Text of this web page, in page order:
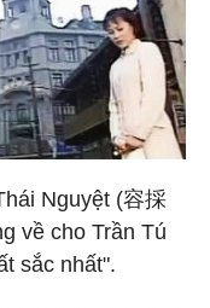
Nguyệt (容採
về cho Trần Tú
sắc nhất".